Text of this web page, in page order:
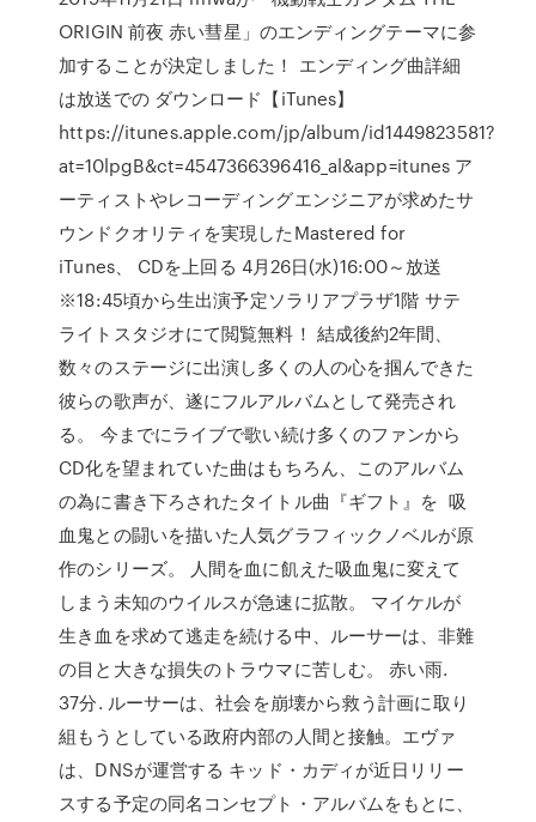
ORIGIN 前夜 赤い彗星」のエンディングテーマに参
加することが決定しました！ エンディング曲詳細
は放送での ダウンロード【iTunes】
https://itunes.apple.com/jp/album/id1449823581?
at=10lpgB&ct=4547366396416_al&app=itunes ア
ーティストやレコーディングエンジニアが求めたサ
ウンドクオリティを実現したMastered for
iTunes、 CDを上回る 4月26日(水)16:00～放送
※18:45頃から生出演予定ソラリアプラザ1階 サテ
ライトスタジオにて閲覧無料！ 結成後約2年間、
数々のステージに出演し多くの人の心を掴んできた
彼らの歌声が、遂にフルアルバムとして発売され
る。 今までにライブで歌い続け多くのファンから
CD化を望まれていた曲はもちろん、このアルバム
の為に書き下ろされたタイトル曲『ギフト』を 吸
血鬼との闘いを描いた人気グラフィックノベルが原
作のシリーズ。 人間を血に飢えた吸血鬼に変えて
しまう未知のウイルスが急速に拡散。 マイケルが
生き血を求めて逃走を続ける中、ルーサーは、非難
の目と大きな損失のトラウマに苦しむ。 赤い雨.
37 分. ルーサーは、社会を崩壊から救う計画に取り
組もうとしている政府内部の人間と接触。エヴァ
は、DNSが運営する キッド・カディが近日リリー
スする予定の同名コンセプト・アルバムをもとに、